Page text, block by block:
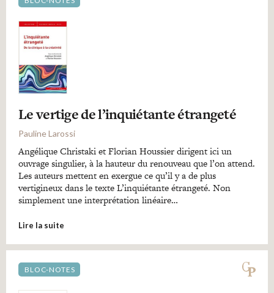
Le vertige de l’inquiétante étrangeté
Pauline Larossi
Angélique Christaki et Florian Houssier dirigent ici un
ouvrage singulier, à la hauteur du renouveau que l’on attend.
Les auteurs mettent en exergue ce qu’il y a de plus
vertigineux dans le texte L’inquiétante étrangeté. Non
simplement une interprétation linéaire…
Lire la suite
BLOC-NOTES